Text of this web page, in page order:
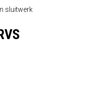
sluitwerk